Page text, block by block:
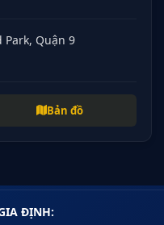
Park, Quận 9
Bản đồ
ĐỊNH: